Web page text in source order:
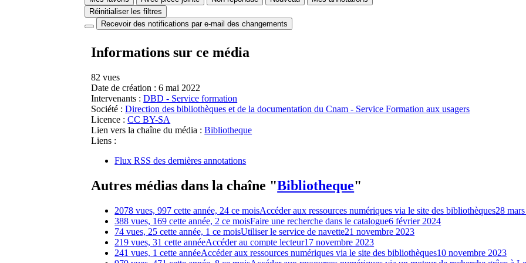
Réinitialiser les filtres
Recevoir des notifications par e-mail des changements
Informations sur ce média
82 vues
Date de création : 6 mai 2022
Intervenants : DBD - Service formation
Société : Direction des bibliothèques et de la documentation du Cnam - Service Formation aux usagers
Licence : CC BY-SA
Lien vers la chaîne du média : Bibliotheque
Liens :
Flux RSS des dernières annotations
Autres médias dans la chaîne "Bibliotheque"
2078 vues, 997 cette année, 24 ce moisAccéder aux ressources numériques via le site des bibliothèques28
388 vues, 169 cette année, 2 ce moisFaire une recherche dans le catalogue6 février 2024
74 vues, 25 cette année, 1 ce moisUtiliser le service de navette21 novembre 2023
219 vues, 31 cette annéeAccéder au compte lecteur17 novembre 2023
241 vues, 1 cette annéeAccéder aux ressources numériques via le site des bibliothèques10 novembre 2023